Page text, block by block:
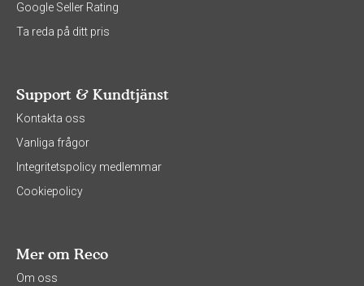
Google Seller Rating
Ta reda på ditt pris
Support & Kundtjänst
Kontakta oss
Vanliga frågor
Integritetspolicy medlemmar
Cookiepolicy
Mer om Reco
Om oss